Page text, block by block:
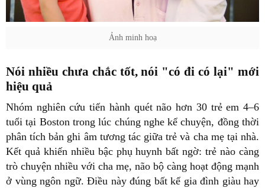
Ảnh minh hoạ
Nói nhiều chưa chắc tốt, nói "có đi có lại" mới
hiệu quả
Nhóm nghiên cứu tiến hành quét não hơn 30 trẻ em 4–6
tuổi tại Boston trong lúc chúng nghe kể chuyện, đồng thời
phân tích bản ghi âm tương tác giữa trẻ và cha mẹ tại nhà.
Kết quả khiến nhiều bậc phụ huynh bất ngờ: trẻ nào càng
trò chuyện nhiều với cha mẹ, não bộ càng hoạt động mạnh
ở vùng ngôn ngữ. Điều này đúng bất kể gia đình giàu hay